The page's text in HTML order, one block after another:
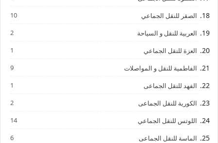
الصقر للنقل الجماعي 10
العربية للنقل و السياحة 2
العزة للنقل الجماعي 1
الفاطمية للنقل و المواصلات 9
الفهد للنقل الجماعى 1
الكورية للنقل الجماعى 2
اللوتس للنقل الجماعي 14
الماسة للنقل الجماعى 6